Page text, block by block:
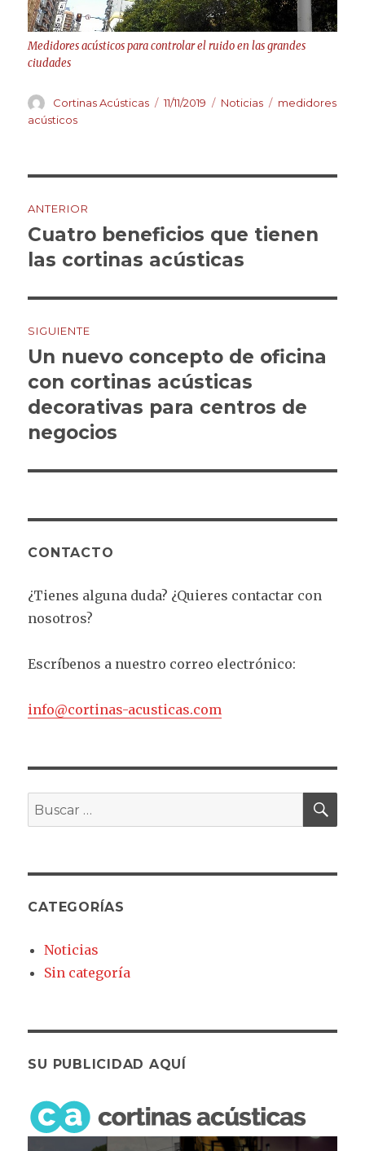
Medidores acústicos para controlar el ruido en las grandes
ciudades
Autor
Cortinas Acústicas
Publicado
11/11/2019 Categorías
Noticias Etiquetas
medidores
acústicos
de
entradas
ANTERIOR
Entrada
anterior:
Cuatro beneficios que tienen
las cortinas acústicas
SIGUIENTE
Entrada
siguiente:
Un nuevo concepto de oficina
con cortinas acústicas
decorativas para centros de
negocios
CONTACTO
¿Tienes alguna duda? ¿Quieres contactar con
nosotros?
Escríbenos a nuestro correo electrónico:
info@cortinas-acusticas.com
Buscar
por:
CATEGORÍAS
Noticias
Sin categoría
SU PUBLICIDAD AQUÍ